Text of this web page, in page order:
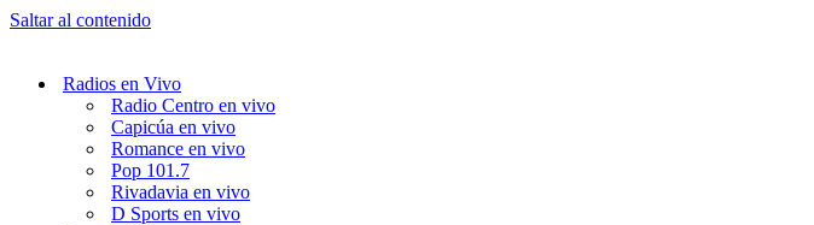
Saltar al contenido
Radios en Vivo
Radio Centro en vivo
Capicúa en vivo
Romance en vivo
Pop 101.7
Rivadavia en vivo
D Sports en vivo